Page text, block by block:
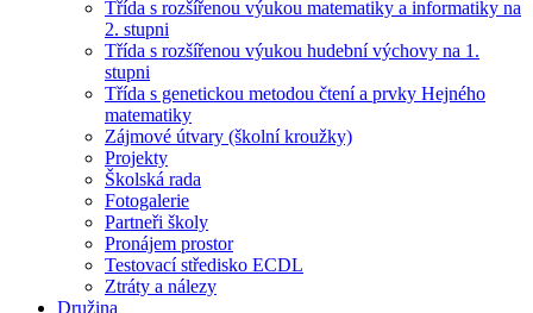
Třída s rozšířenou výukou matematiky a informatiky na
2. stupni
Třída s rozšířenou výukou hudební výchovy na 1.
stupni
Třída s genetickou metodou čtení a prvky Hejného
matematiky
Zájmové útvary (školní kroužky)
Projekty
Školská rada
Fotogalerie
Partneři školy
Pronájem prostor
Testovací středisko ECDL
Ztráty a nálezy
Družina